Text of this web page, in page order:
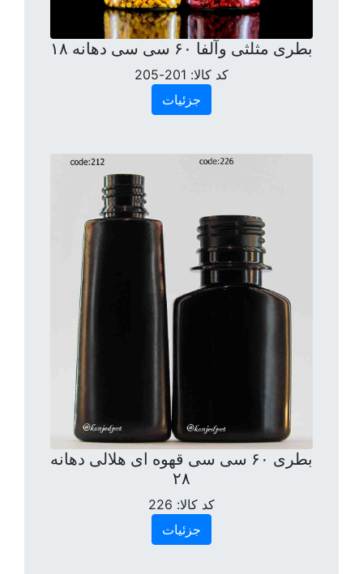
بطری مثلثی وآلفا ۶۰ سی سی دهانه ۱۸
کد کالا: 201-205
جزئیات
بطری ۶۰ سی سی قهوه ای هلالی دهانه
۲۸
کد کالا: 226
جزئیات